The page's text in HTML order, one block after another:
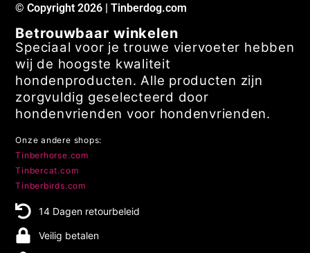
© Copyright 2026 | Tinberdog.com
Betrouwbaar winkelen
Speciaal voor je trouwe viervoeter hebben
wij de hoogste kwaliteit
hondenproducten. Alle producten zijn
zorgvuldig geselecteerd door
hondenvrienden voor hondenvrienden.
Onze andere shops:
Tinberhorse.com
Tinbercat.com
Tinberbirds.com
14 Dagen retourbeleid
Veilig betalen